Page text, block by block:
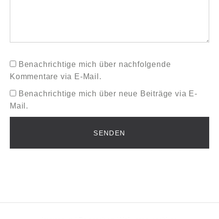
Benachrichtige mich über nachfolgende
Kommentare via E-Mail.
Benachrichtige mich über neue Beiträge via E-
Mail.